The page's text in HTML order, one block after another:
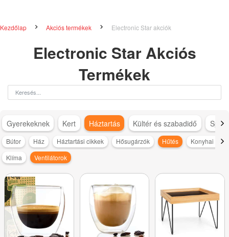
Kezdőlap Akciós termékek Electronic Star akciók
Electronic Star Akciós
Termékek
Gyerekeknek Kert Háztartás Kültér és szabadidő
Bútor Ház Háztartási cikkek Hősugárzók Hűtés
Konyhai
Klíma
Ventilátorok